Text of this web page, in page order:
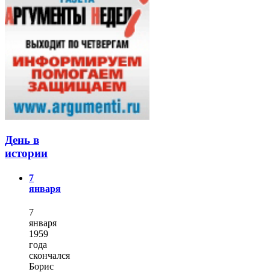
День в
истории
7
января
7
января
1959
года
скончался
Борис